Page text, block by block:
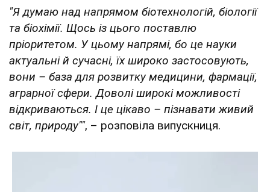
"Я думаю над напрямом біотехнологій, біології
та біохімії. Щось із цього поставлю
пріоритетом. У цьому напрямі, бо це науки
актуальні й сучасні, їх широко застосовують,
вони – база для розвитку медицини, фармації,
аграрної сфери. Доволі широкі можливості
відкриваються. І це цікаво – пізнавати живий
світ, природу"", – розповіла випускниця.